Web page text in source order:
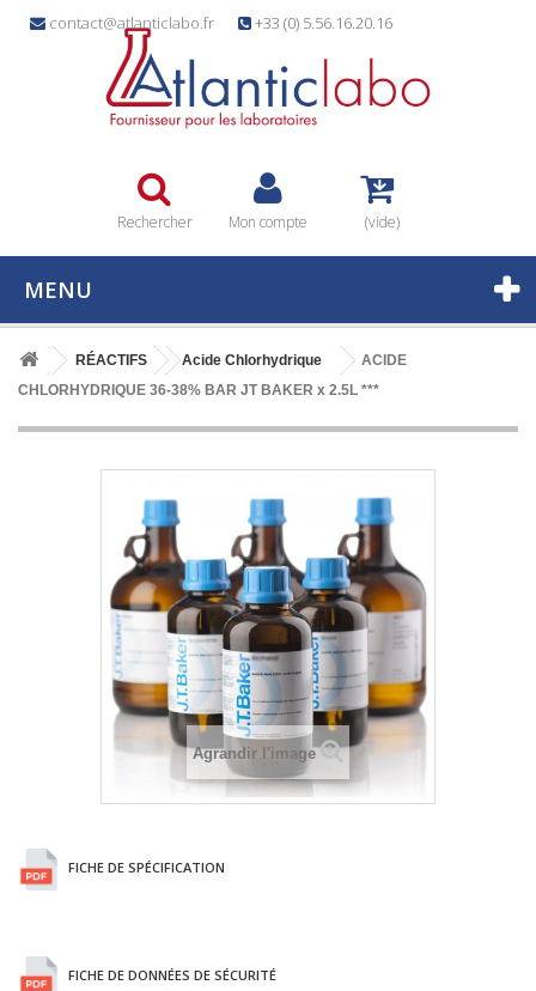
contact@atlanticlabo.fr +33 (0) 5.56.16.20.16
Rechercher Mon compte (vide)
MENU
RÉACTIFS Acide Chlorhydrique
ACIDE
CHLORHYDRIQUE 36-38% BAR JT BAKER x 2.5L ***
Agrandir l'image
FICHE DE SPÉCIFICATION
FICHE DE DONNÉES DE SÉCURITÉ